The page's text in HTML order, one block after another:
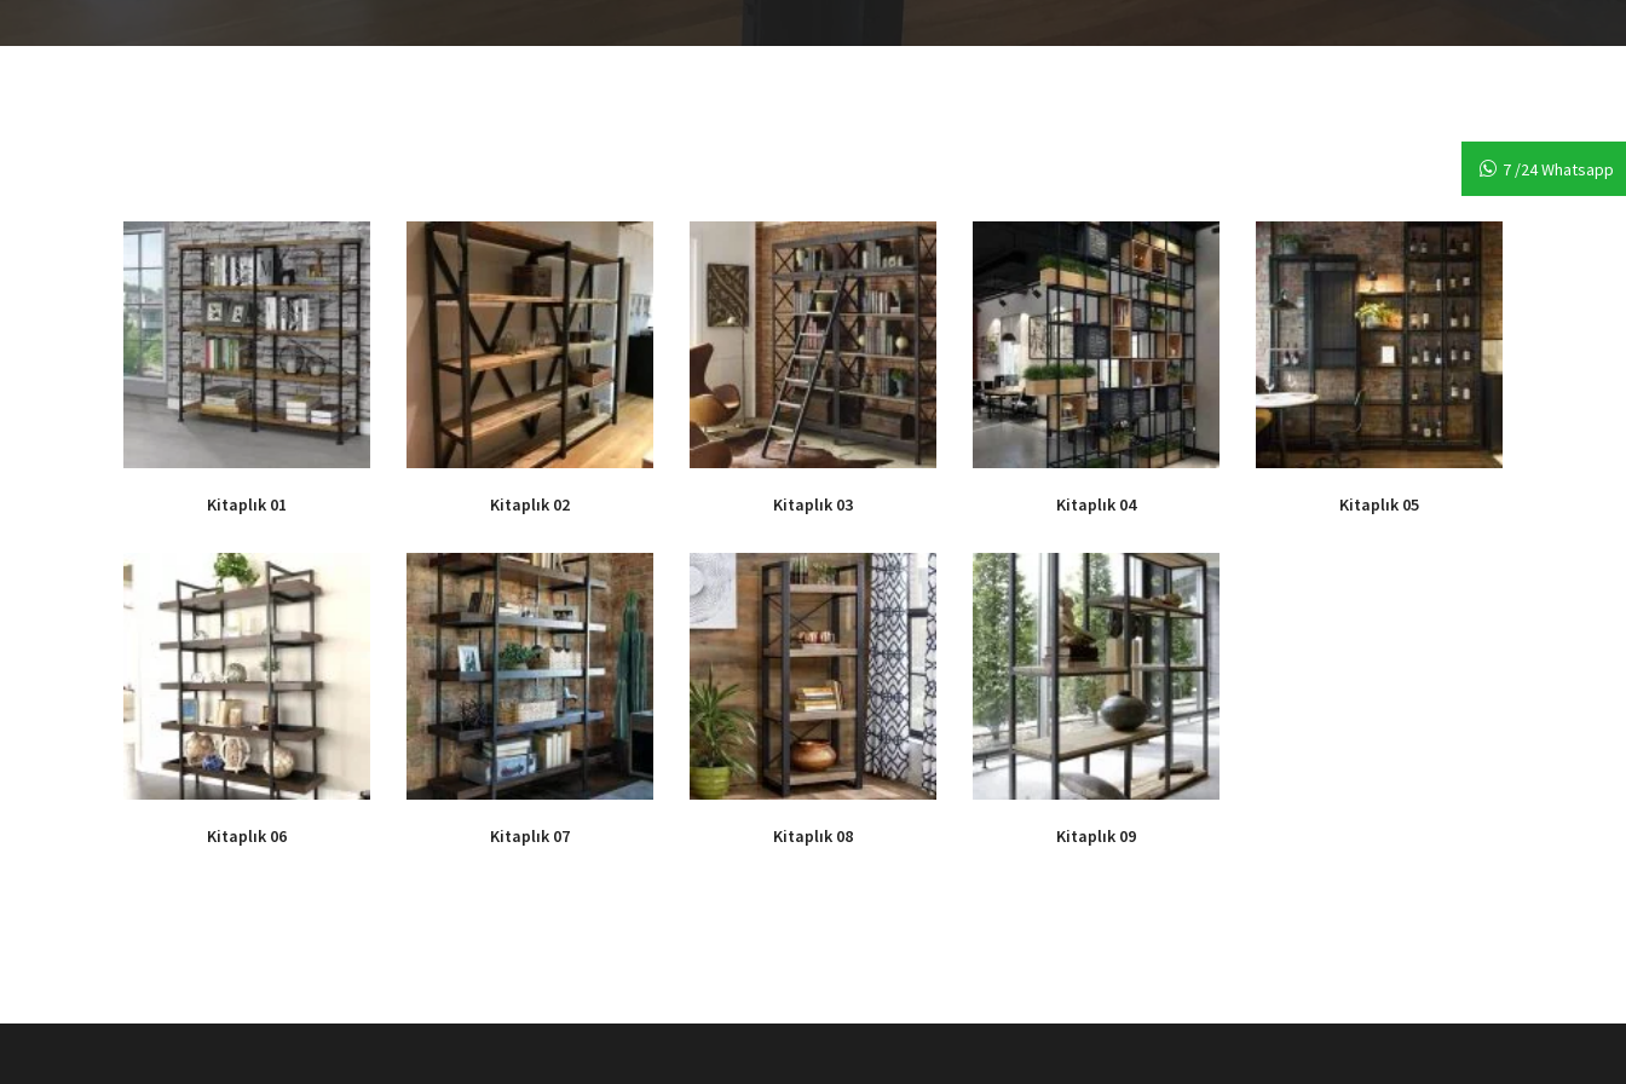
Kitaplık 01 Kitaplık 02 Kitaplık 03 Kitaplık 04 Kitaplık 05
Kitaplık 06 Kitaplık 07 Kitaplık 08 Kitaplık 09
7 /24 Whatsapp